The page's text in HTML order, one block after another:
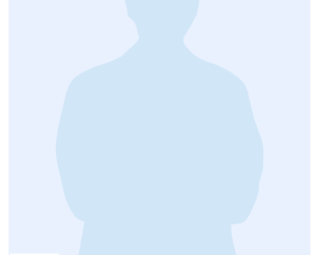
Детская ортопедия и травматология
Детская оториноларингология
Детская офтальмология
Детская хирургия
Детская эндокринология